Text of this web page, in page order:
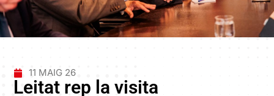
11 MAIG 26
Leitat rep la visita